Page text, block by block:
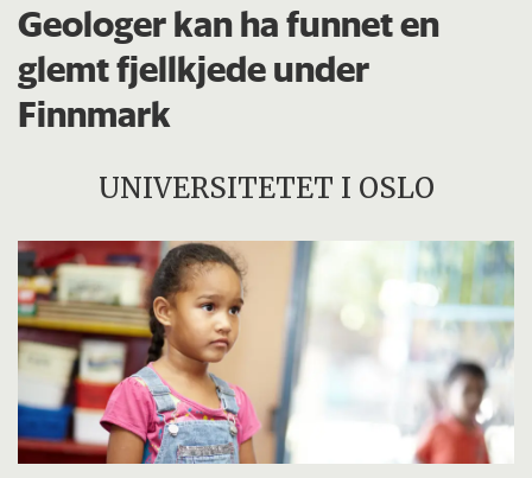
Geologer kan ha funnet en
glemt fjellkjede under
Finnmark
UNIVERSITETET I OSLO